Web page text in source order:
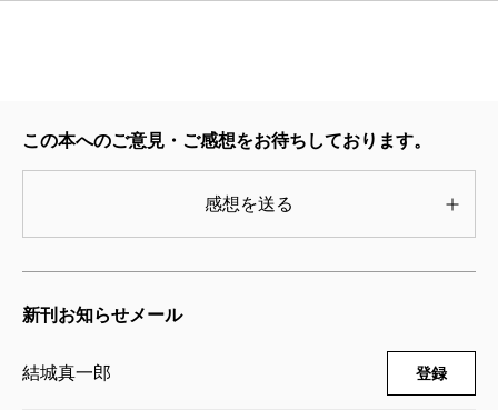
一因になっている。その出来事とは、ホテルの一室で
男性が急性心筋梗塞で死亡したことだ。死因には不審
な点はなかったものの、その状況には謎めいたところ
銃弾は口径が合わないものだった。男性はなぜ「撃つ
ことのできない弾」を持ち歩いていたのか。プロロー
この本へのご意見・ご感想をお待ちしております。
感想を送る
新刊お知らせメール
結城真一郎 登録